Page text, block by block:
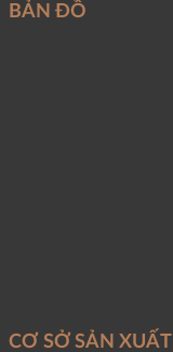
BẢN ĐỒ
CƠ SỞ SẢN XUẤT